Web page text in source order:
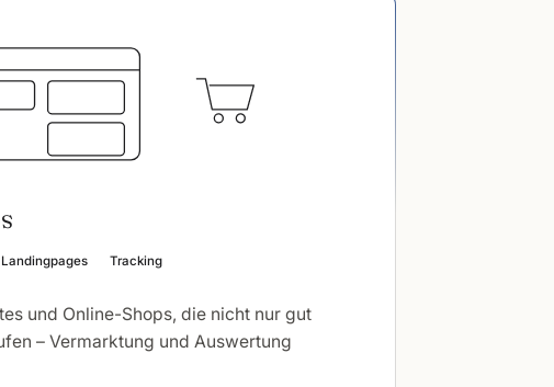
Landingpages Tracking
und Online-Shops, die nicht nur gut
– Vermarktung und Auswertung